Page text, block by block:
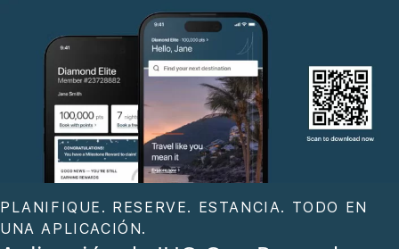
PLANIFIQUE. RESERVE. ESTANCIA. TODO EN
UNA APLICACIÓN.